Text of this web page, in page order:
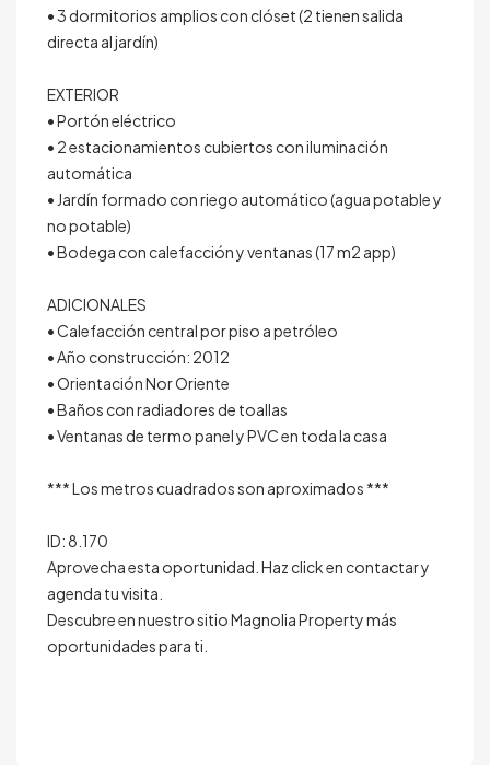
• 3 dormitorios amplios con clóset (2 tienen salida
directa al jardín)
EXTERIOR
• Portón eléctrico
• 2 estacionamientos cubiertos con iluminación
automática
• Jardín formado con riego automático (agua potable y
no potable)
• Bodega con calefacción y ventanas (17 m2 app)
ADICIONALES
• Calefacción central por piso a petróleo
• Año construcción: 2012
• Orientación Nor Oriente
• Baños con radiadores de toallas
• Ventanas de termo panel y PVC en toda la casa
*** Los metros cuadrados son aproximados ***
ID: 8.170
Aprovecha esta oportunidad. Haz click en contactar y
agenda tu visita.
Descubre en nuestro sitio Magnolia Property más
oportunidades para ti.